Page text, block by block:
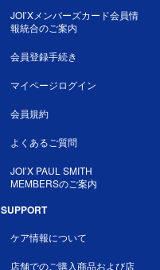
JOI’Xメンバーズカード会員情
報統合のご案内
会員登録手続き
マイページログイン
会員規約
よくあるご質問
JOI’X PAUL SMITH
MEMBERSのご案内
SUPPORT
ケア情報について
店舗でのご購入商品および店